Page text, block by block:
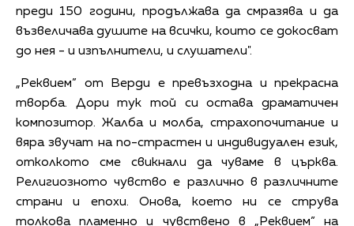
преди 150 години, продължава да смразява и да
възвеличава душите на всички, които се докосват
до нея - и изпълнители, и слушатели".
„Реквием” от Верди е превъзходна и прекрасна
творба. Дори тук той си остава драматичен
композитор. Жалба и молба, страхопочитание и
вяра звучат на по-страстен и индивидуален език,
отколкото сме свикнали да чуваме в църква.
Религиозното чувство е различно в различните
страни и епохи. Онова, което ни се струва
толкова пламенно и чувствено в „Реквием” на